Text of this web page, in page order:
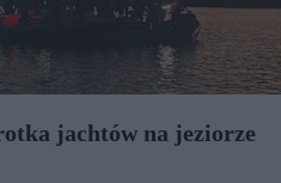
jachtów na jeziorze